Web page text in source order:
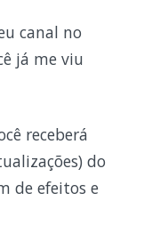
canal no
já me viu
receberá
do
de efeitos e